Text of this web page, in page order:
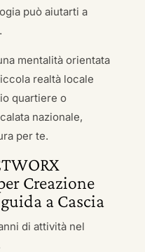
può aiutarti a
mentalità orientata
realtà locale
quartiere o
nazionale,
per te.
Creazione
a Cascia
di attività nel